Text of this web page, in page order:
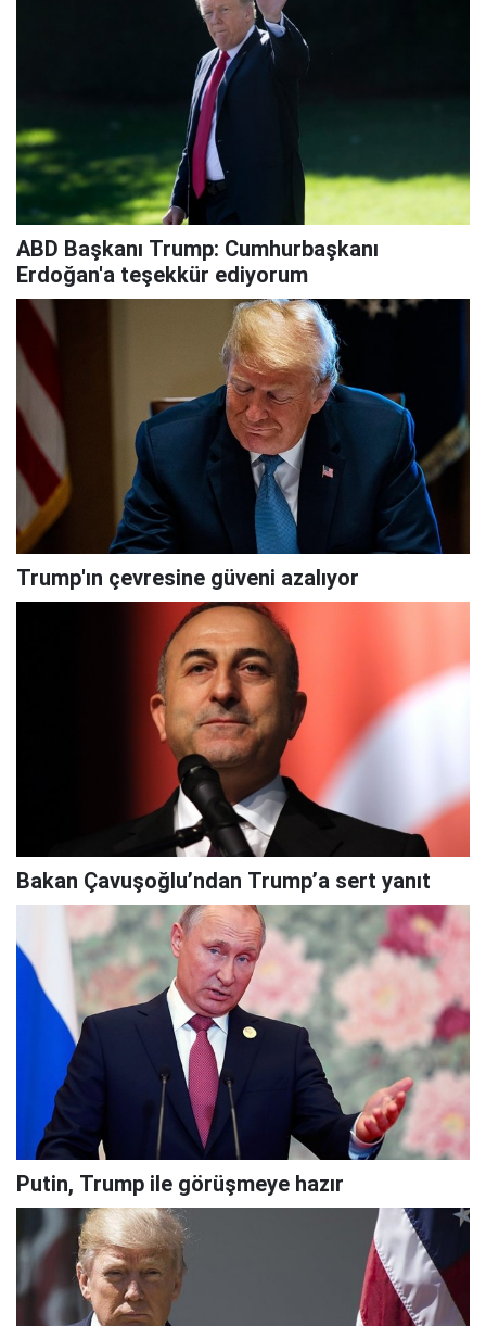
ABD Başkanı Trump: Cumhurbaşkanı
Erdoğan'a teşekkür ediyorum
Trump'ın çevresine güveni azalıyor
Bakan Çavuşoğlu’ndan Trump’a sert yanıt
Putin, Trump ile görüşmeye hazır